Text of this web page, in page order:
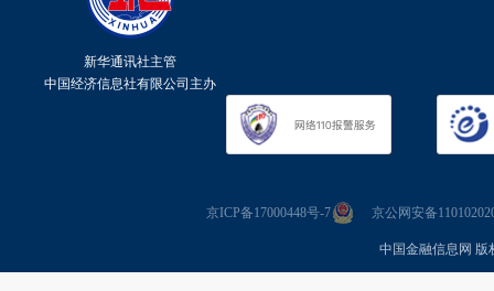
新华通讯社主管
中国经济信息社有限公司主办
京ICP备17000448号-7 京公网安备
中国金融信息网 版